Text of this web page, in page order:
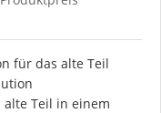
für das alte Teil
Teil in einem